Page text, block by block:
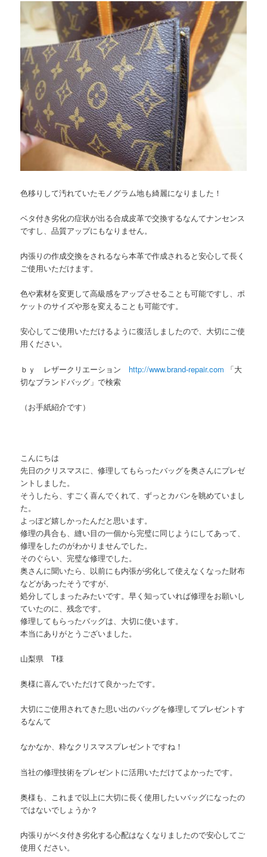
色移りして汚れていたモノグラム地も綺麗になりました！
ベタ付き劣化の症状が出る合成皮革で交換するなんてナンセンス
ですし、品質アップにもなりません。
内張りの作成交換をされるなら本革で作成されると安心して長く
ご使用いただけます。
色や素材を変更して高級感をアップさせることも可能ですし、ポ
ケットのサイズや形を変えることも可能です。
安心してご使用いただけるように復活しましたので、大切にご使
用ください。
ｂｙ レザークリエーション http://www.brand-repair.com
「大
切なブランドバッグ」で検索
（お手紙紹介です）
こんにちは
先日のクリスマスに、修理してもらったバッグを奥さんにプレゼ
ントしました。
そうしたら、すごく喜んでくれて、ずっとカバンを眺めていまし
た。
よっぽど嬉しかったんだと思います。
修理の具合も、縫い目の一個から完璧に同じようにしてあって、
修理をしたのがわかりませんでした。
そのぐらい、完璧な修理でした。
奥さんに聞いたら、以前にも内張が劣化して使えなくなった財布
などがあったそうですが、
処分してしまったみたいです。早く知っていれば修理をお願いし
ていたのに、残念です。
修理してもらったバッグは、大切に使います。
本当にありがとうございました。
山梨県 T様
奥様に喜んでいただけて良かったです。
大切にご使用されてきた思い出のバッグを修理してプレゼントす
るなんて
なかなか、粋なクリスマスプレゼントですね！
当社の修理技術をプレゼントに活用いただけてよかったです。
奥様も、これまで以上に大切に長く使用したいバッグになったの
ではないでしょうか？
内張りがベタ付き劣化する心配はなくなりましたので安心してご
使用ください。